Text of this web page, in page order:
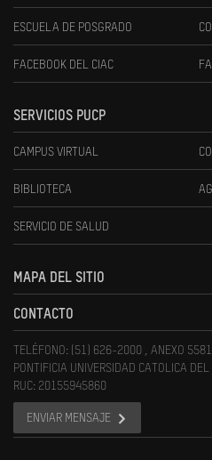
ESCUELA DE POSGRADO
FACEBOOK DEL CIAC
SERVICIOS PUCP
CAMPUS VIRTUAL
BIBLIOTECA
SERVICIO DE SALUD
MAPA DEL SITIO
CONTACTO
TELÉFONO: (51) 626-2000 , ANEXO 5581
PONTIFICIA UNIVERSIDAD CATOLICA DEL
RUC: 20155945860
ENVIAR MENSAJE